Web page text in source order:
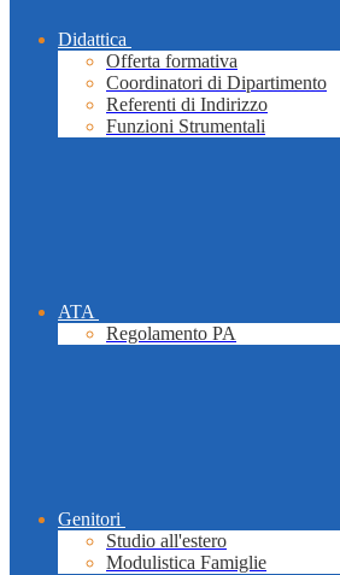
Didattica
Offerta formativa
Coordinatori di Dipartimento
Referenti di Indirizzo
Funzioni Strumentali
ATA
Regolamento PA
Genitori
Studio all'estero
Modulistica Famiglie